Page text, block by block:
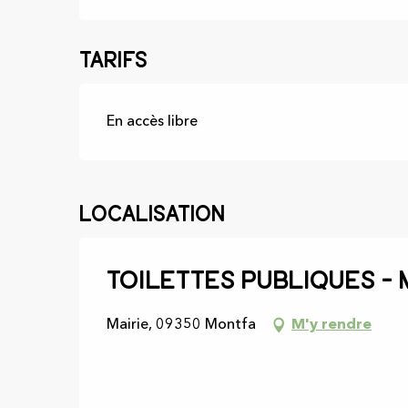
Tarifs
En accès libre
Localisation
Toilettes publiques -
Mairie, 09350 Montfa M'y rendre